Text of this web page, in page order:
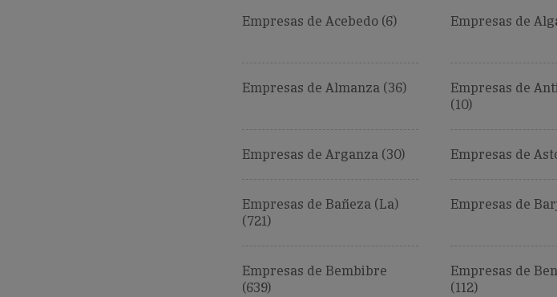
Empresas de Acebedo (6) Empresas de
Empresas de Almanza (36)
Empresas de
(10)
Empresas de Arganza (30) Empresas de
Empresas de Bañeza (La)
(721)
Empresas de
Empresas de Bembibre
(639)
Empresas de
(112)